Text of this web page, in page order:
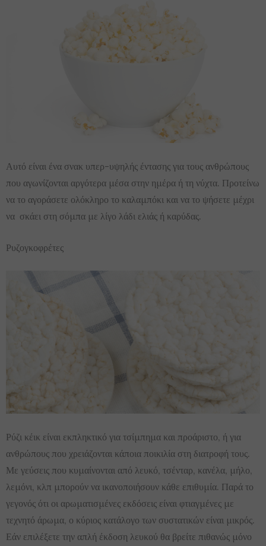
Αυτό είναι ένα σνακ υπερ-υψηλής έντασης για τους ανθρώπους
που αγωνίζονται αργότερα μέσα στην ημέρα ή τη νύχτα. Προτείνω
να το αγοράσετε ολόκληρο το καλαμπόκι και να το ψήσετε μέχρι
να σκάει στη σόμπα με λίγο λάδι ελιάς ή καρύδας.
Ρυζογκοφρέτες
Ρύζι κέικ είναι εκπληκτικό για τσίμπημα και προάριστο, ή για
ανθρώπους που χρειάζονται κάποια ποικιλία στη διατροφή τους.
Με γεύσεις που κυμαίνονται από λευκό, τσένταρ, κανέλα, μήλο,
λεμόνι, κλπ μπορούν να ικανοποιήσουν κάθε επιθυμία. Παρά το
γεγονός ότι οι αρωματισμένες εκδόσεις είναι φτιαγμένες με
τεχνητό άρωμα, ο κύριος κατάλογο των συστατικών είναι μικρός.
Εάν επιλέξετε την απλή έκδοση λευκού θα βρείτε πιθανώς μόνο